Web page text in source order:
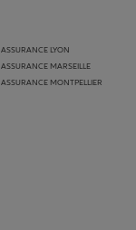
ASSURANCE LYON
ASSURANCE MARSEILLE
ASSURANCE MONTPELLIER